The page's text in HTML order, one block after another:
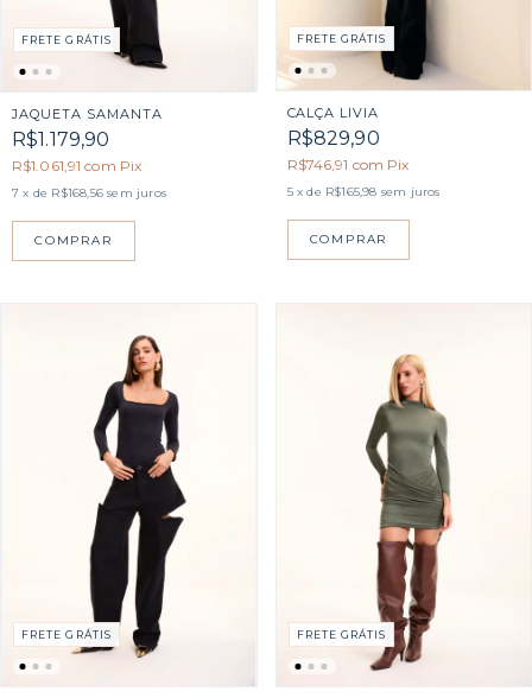
FRETE GRÁTIS
JAQUETA SAMANTA
R$1.179,90
R$1.061,91com Pix
7 x de R$168,56 sem juros
COMPRAR
FRETE GRÁTIS
CALÇA LIVIA
R$829,90
R$746,91 com Pix
5 x de R$165,98 sem juros
COMPRAR
FRETE GRÁTIS FRETE GRÁTIS